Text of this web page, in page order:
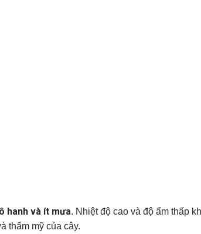
hanh và ít mưa. Nhiệt độ cao và độ ẩm thấp
thẩm mỹ của cây.